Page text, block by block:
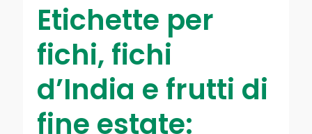
Etichette per
fichi, fichi
d’India e frutti di
fine estate: